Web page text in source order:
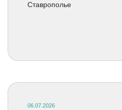
Ставрополье
06.07.2026